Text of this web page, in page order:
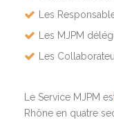
Les
Les MJPM
Les
Le Service MJPM
Rhône en quatre